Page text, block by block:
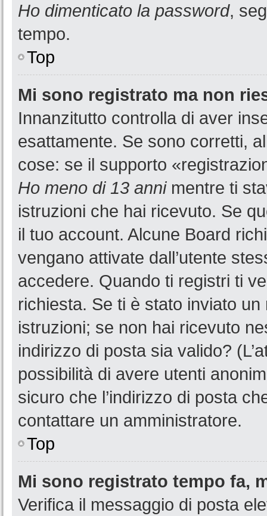
Ho dimenticato la password,
tempo.
Top
Mi sono registrato ma non
Innanzitutto controlla di aver
esattamente. Se sono corretti,
cose: se il supporto
Ho meno di 13 annimentre ti
istruzioni che hai ricevuto. Se
il tuo account. Alcune Board
vengano attivate dall’utente
accedere. Quando ti registri ti
richiesta. Se ti è stato inviato
istruzioni; se non hai ricevuto
indirizzo di posta sia valido?
possibilità di avere utenti
sicuro che l’indirizzo di posta
contattare un amministratore.
Top
Mi sono registrato tempo fa,
Verifica il messaggio di posta